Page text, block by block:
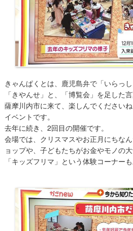
きゃんぱくとは、鹿児島弁で「いらっ
「きやんせ」と、「博覧会」を足した言
薩摩川内市に来て、楽しんでください
イベントです。
去年に続き、2回目の開催です。
会場では、クリスマスやお正月にちな
ョップや、子どもたちがお金やモノの
「キッズフリマ」という体験コーナー